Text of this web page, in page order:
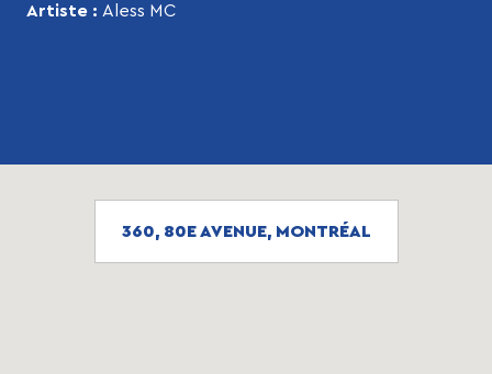
Artiste : Aless MC
360, 80E AVENUE, MONTRÉAL